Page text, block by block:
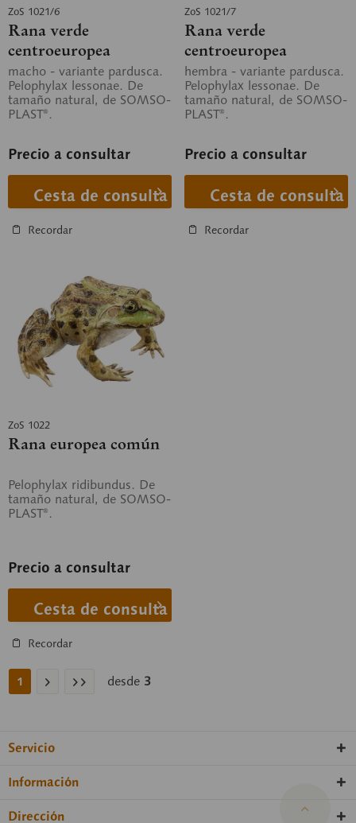
ZoS 1021/6
Rana verde
centroeuropea
macho - variante pardusca.
Pelophylax lessonae. De
tamaño natural, de SOMSO-
PLAST®.
Precio a consultar
Cesta de consulta
Recordar
ZoS 1021/7
Rana verde
centroeuropea
hembra - variante pardusca.
Pelophylax lessonae. De
tamaño natural, de SOMSO-
PLAST®.
Precio a consultar
Cesta de consulta
Recordar
ZoS 1022
Rana europea común
Pelophylax ridibundus. De
tamaño natural, de SOMSO-
PLAST®.
Precio a consultar
Cesta de consulta
Recordar
1 desde 3
Servicio
Información
Dirección